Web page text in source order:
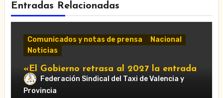
Entradas Relacionadas
Comunicados y notas de prensa
Nacional
Noticias
«El Gobierno retrasa al 2027 la entrada
en vigor de ‘Verifactu’, la nueva
normativa de facturación electrónica»
Federación Sindical del Taxi de Valencia y
Provincia